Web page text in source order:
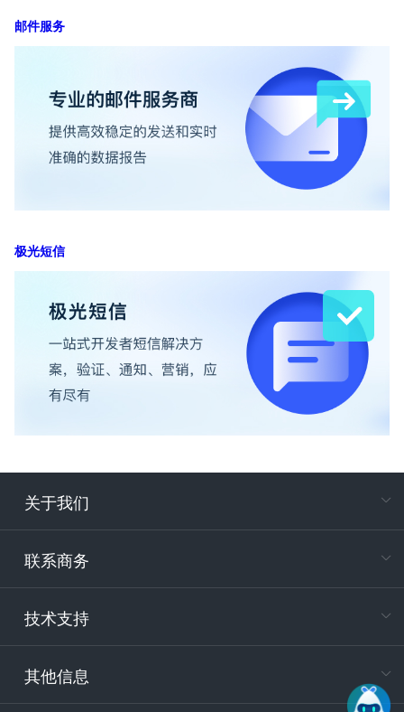
邮件服务
极光短信
关于我们
联系商务
技术支持
其他信息
电
400-
技